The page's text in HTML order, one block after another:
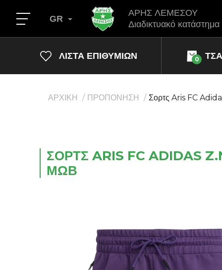
ΑΡΗΣ ΛΕΜΕΣΟΥ
Διαδικτυακό κατάστημα
GR
ΛΊΣΤΑ ΕΠΙΘΥΜΙΏΝ 0
ΑΡΧΙΚΗ ΠΡΟΠΟΝΗΣΗ Σορτς Aris FC
ΣΟΡΤΣ ARIS FC ADIDAS
ΜΩΒ